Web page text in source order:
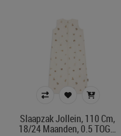
Slaapzak Jollein, 110 Cm,
18/24 Maanden, 0.5 TOG…